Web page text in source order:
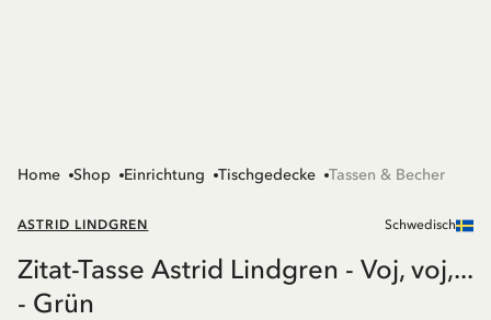
Home Shop Einrichtung Tischgedecke Tassen & Becher
ASTRID LINDGREN Schwedisch
Zitat-Tasse Astrid Lindgren - Voj, voj,...
- Grün